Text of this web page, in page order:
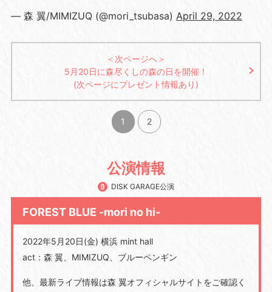
— 森 翼/MIMIZUQ (@mori_tsubasa) April 29, 2022
＜次ページへ＞
5月20日に森尽くしの森の日を開催！
(次ページにプレゼント情報あり)
1 2
公演情報
DISK GARAGE公演
FOREST BLUE -mori no hi-
2022年5月20日(金) 横浜 mint hall
act：森 翼、MIMIZUQ、ブルーペンギン
他、最新ライブ情報は森 翼オフィシャルサイトをご確認く